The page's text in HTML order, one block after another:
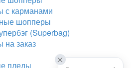
с карманами
шопперы
(Superbag)
заказ
пледы